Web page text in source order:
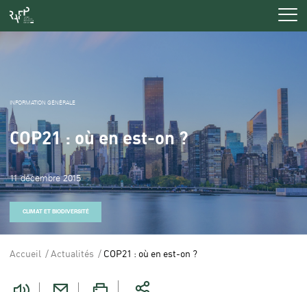
INFORMATION GÉNÉRALE
COP21 : où en est-on ?
11 décembre 2015
CLIMAT ET BIODIVERSITÉ
Vous
êtes
Accueil Actualités COP21 : où en est-on ?